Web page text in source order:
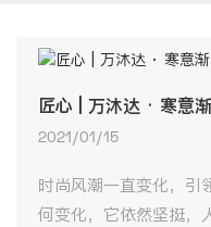
匠心 | 万沐达 · 寒意
2021/01/15
时尚风潮一直变化，引
何变化，它依然坚挺，